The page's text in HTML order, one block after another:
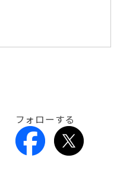
フォローする